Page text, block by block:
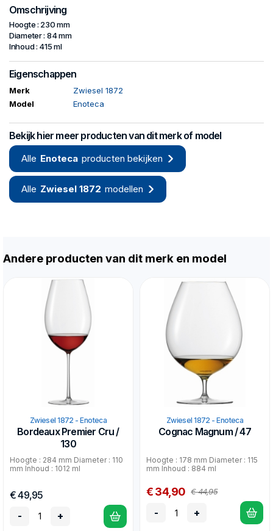
Omschrijving
Hoogte : 230 mm
Diameter : 84 mm
Inhoud : 415 ml
Eigenschappen
Merk
Zwiesel 1872
Model
Enoteca
Bekijk hier meer producten van dit merk of model
Alle Enoteca producten bekijken
Alle Zwiesel 1872 modellen
Andere producten van dit merk en model
Zwiesel 1872 - Enoteca
Bordeaux Premier Cru /
130
Hoogte : 284 mm Diameter : 110
mm Inhoud : 1012 ml
€ 49,95
-
+
Zwiesel 1872 - Enoteca
Cognac Magnum / 47
Hoogte : 178 mm Diameter : 115
mm Inhoud : 884 ml
€ 34,90 € 44,95
- +